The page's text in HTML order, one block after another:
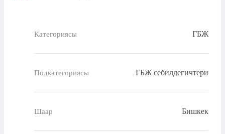
Категориясы ГБЖ
Подкатегориясы ГБЖ себилдегичтери
Шаар Бишкек